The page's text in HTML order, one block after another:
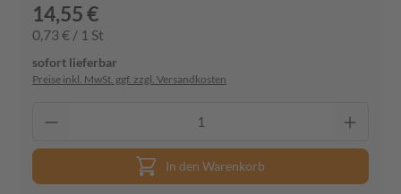
14,55 €
0,73 € / 1 St
sofort lieferbar
Preise inkl. MwSt. ggf. zzgl. Versandkosten
In den Warenkorb